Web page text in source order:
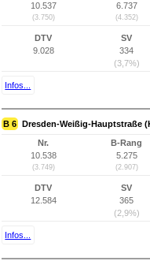
10.537
(3.750)
6.737
(4.352)
DTV
9.028
SV
334
(3,7%)
Infos...
B 6 Dresden-Weißig-Hauptstraße
Nr.
10.538
(3.749)
B-Rang
5.275
(2.907)
DTV
12.584
SV
365
(2,9%)
Infos...